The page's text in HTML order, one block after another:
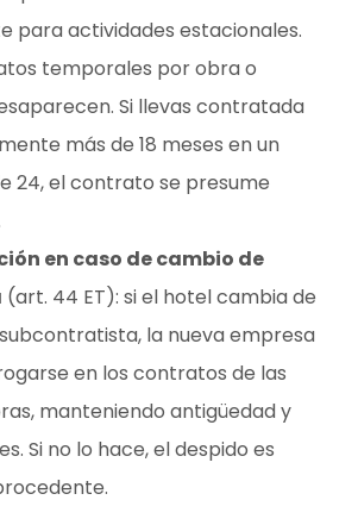
para actividades estacionales.
temporales por obra o
Si llevas contratada
más de 18 meses en un
24, el contrato se presume
en caso de cambio de
(art. 44 ET): si el hotel cambia de
la nueva empresa
en los contratos de las
manteniendo antigüedad y
Si no lo hace, el despido es